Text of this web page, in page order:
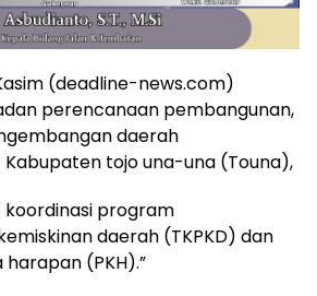
(deadline-news.com)
perencanaan pembangunan,
daerah
tojo una-una (Touna),
program
daerah (TKPKD) dan
(PKH).”